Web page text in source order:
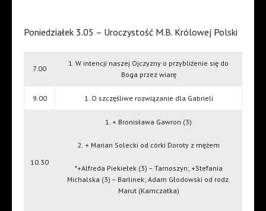
Poniedziałek 3.05 – Uroczystość M.B. Królowej Polski
7.00
1. W intencji naszej Ojczyzny o przybliżenie się do
Boga przez wiarę
9.00 1. O szczęśliwe rozwiązanie dla Gabrieli
10.30
1. + Bronisława Gawron (3)
2. + Marian Solecki od córki Doroty z mężem
*+Alfreda Piekiełek (3) – Tarnoszyn; +Stefania
Michalska (3) – Barlinek; Adam Głodowski od rodz.
Marut (Kamczatka)